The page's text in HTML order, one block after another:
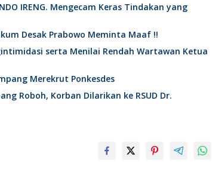
IRENG. Mengecam Keras Tindakan yang
Desak Prabowo Meminta Maaf !!
serta Menilai Rendah Wartawan Ketua
Merekrut Ponkesdes
Roboh, Korban Dilarikan ke RSUD Dr.